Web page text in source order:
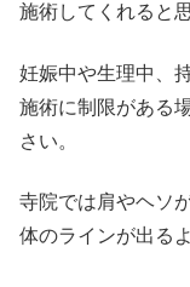
施術してくれると
妊娠中や生理中、
施術に制限がある
さい。
寺院では肩やヘソ
体のラインが出る